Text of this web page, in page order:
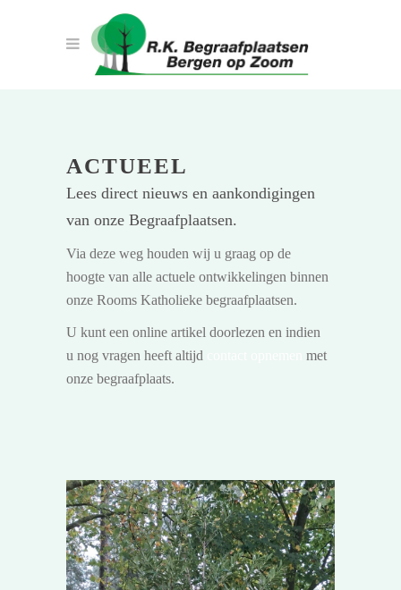
ACTUEEL
Lees direct nieuws en aankondigingen
van onze Begraafplaatsen.
Via deze weg houden wij u graag op de
hoogte van alle actuele ontwikkelingen binnen
onze Rooms Katholieke begraafplaatsen.
U kunt een online artikel doorlezen en indien
u nog vragen heeft altijd
met
onze begraafplaats.